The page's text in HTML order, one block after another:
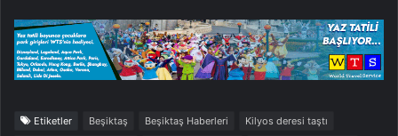
Etiketler Beşiktaş Beşiktaş Haberleri
Kilyos deresi taştı